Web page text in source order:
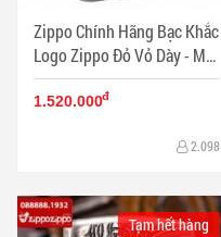
Zippo Chính Hãng Bạc Khắc
Logo Zippo Đỏ Vỏ Dày - Mã
SP: ZPC1293
1.520.000đ
2.098
Tạm hết hàng